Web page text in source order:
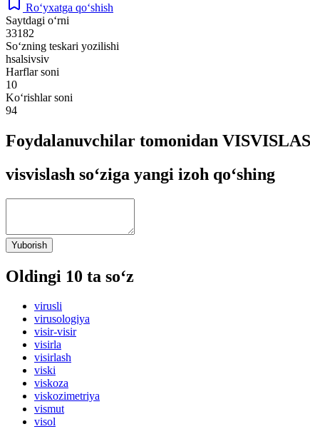
Ro‘yxatga qo‘shish
Saytdagi o‘rni
33182
So‘zning teskari yozilishi
hsalsivsiv
Harflar soni
10
Ko‘rishlar soni
94
Foydalanuvchilar tomonidan
visvislash so‘ziga yangi izoh qo‘shing
Yuborish
Oldingi 10 ta so‘z
virusli
virusologiya
visir-visir
visirla
visirlash
viski
viskoza
viskozimetriya
vismut
visol